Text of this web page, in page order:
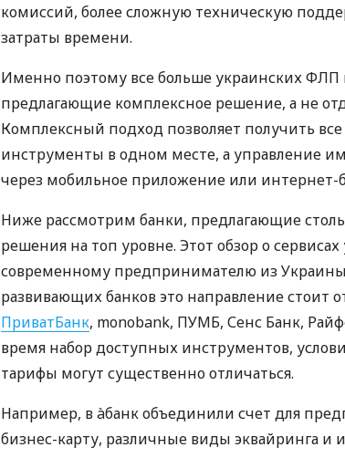
комиссий, более сложную техническую
затраты времени.
Именно поэтому все больше украинских ФЛП
предлагающие комплексное решение, а не
Комплексный подход позволяет получить
инструменты в одном месте, а управление
через мобильное приложение или интернет-
Ниже рассмотрим банки, предлагающие
решения на топ уровне. Этот обзор о
современному предпринимателю из
развивающих банков это направление стоит
ПриватБанк, monobank, ПУМБ, Сенс Банк,
время набор доступных инструментов,
тарифы могут существенно отличаться.
Например, в àбанк объединили счет для
бизнес-карту, различные виды эквайринга и